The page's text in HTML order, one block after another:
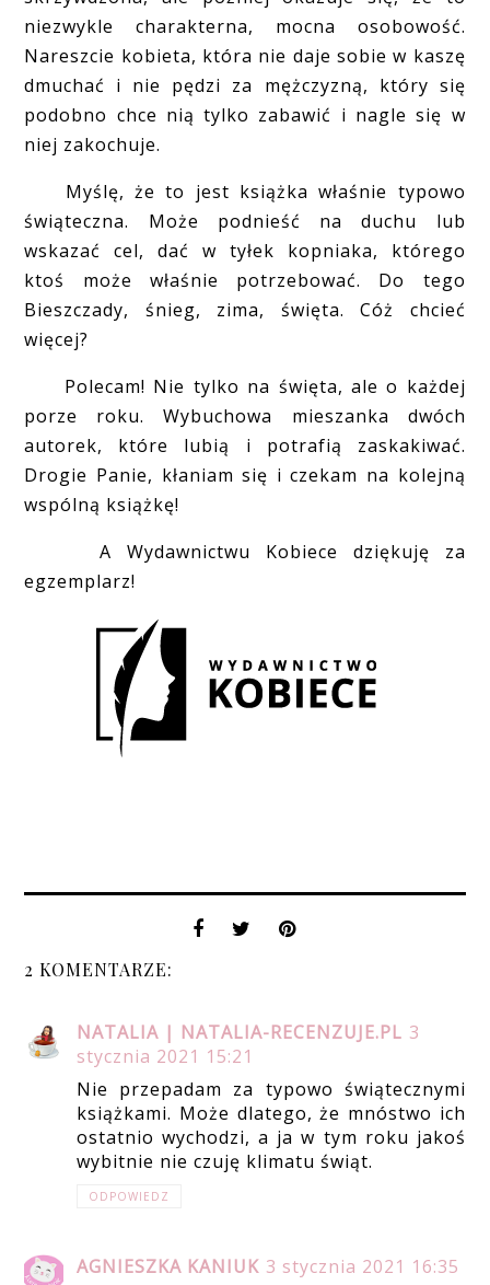
niezwykle charakterna, mocna osobowość.
Nareszcie kobieta, która nie daje sobie w kaszę
dmuchać i nie pędzi za mężczyzną, który się
podobno chce nią tylko zabawić i nagle się w
niej zakochuje.
Myślę, że to jest książka właśnie typowo
świąteczna. Może podnieść na duchu lub
wskazać cel, dać w tyłek kopniaka, którego
ktoś może właśnie potrzebować. Do tego
Bieszczady, śnieg, zima, święta. Cóż chcieć
więcej?
Polecam! Nie tylko na święta, ale o każdej
porze roku. Wybuchowa mieszanka dwóch
autorek, które lubią i potrafią zaskakiwać.
Drogie Panie, kłaniam się i czekam na kolejną
wspólną książkę!
A Wydawnictwu Kobiece dziękuję za
egzemplarz!
2 KOMENTARZE:
NATALIA | NATALIA-RECENZUJE.PL 3
stycznia 2021 15:21
Nie przepadam za typowo świątecznymi
książkami. Może dlatego, że mnóstwo ich
ostatnio wychodzi, a ja w tym roku jakoś
wybitnie nie czuję klimatu świąt.
ODPOWIEDZ
AGNIESZKA KANIUK 3 stycznia 2021 16:35